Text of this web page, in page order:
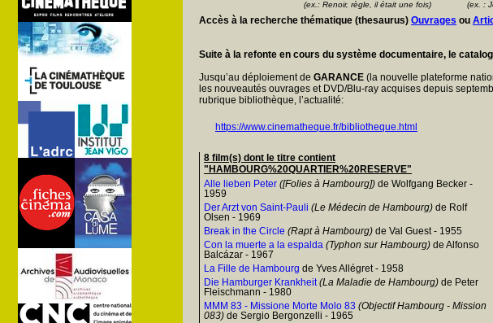
(ex.: Renoir, règle, il était une fois) (ex. :
Accès à la recherche thématique (thesaurus) Ouvrages ou
Suite à la refonte en cours du système documentaire, le
Jusqu’au déploiement de GARANCE (la nouvelle plateforme
les nouveautés ouvrages et DVD/Blu-ray acquises depuis
rubrique bibliothèque, l’actualité:
https://www.cinematheque.fr/bibliotheque.html
8 film(s) dont le titre contient
"HAMBOURG%20QUARTIER%20RESERVE"
Alle lieben Peter ([Folies à Hambourg]) de Wolfgang Becker -
1959
Der Arzt von Saint-Pauli (Le Médecin de Hambourg) de Rolf
Olsen - 1969
Break in the Circle (Rapt à Hambourg) de Val Guest - 1955
Con la muerte a la espalda (Typhon sur Hambourg) de Alfonso
Balcázar - 1967
La Fille de Hambourg de Yves Allégret - 1958
Die Hamburger Krankheit(La Maladie de Hambourg) de Peter
Fleischmann - 1980
MMM 83 - Missione Morte Molo 83 (Objectif Hambourg - Mission
083) de Sergio Bergonzelli - 1965